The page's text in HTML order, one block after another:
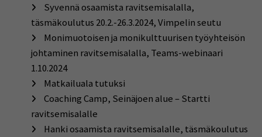
Syvennä osaamista ravitsemisalalla,
täsmäkoulutus 20.2.-26.3.2024, Vimpelin seutu
Monimuotoisen ja monikulttuurisen työyhteisön
johtaminen ravitsemisalalla, Teams-webinaari
1.10.2024
Matkailuala tutuksi
Coaching Camp, Seinäjoen alue – Startti
ravitsemisalalle
Hanki osaamista ravitsemisalalle, täsmäkoulutus